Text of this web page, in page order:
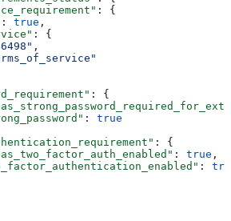
: {
: true ,
: {
,
: {
: true
: {
: true ,
: